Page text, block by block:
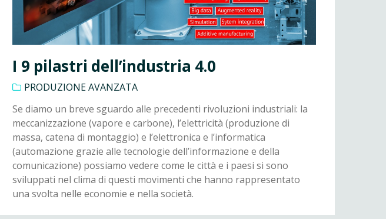
I 9 pilastri dell’industria 4.0
PRODUZIONE AVANZATA
Se diamo un breve sguardo alle precedenti rivoluzioni industriali: la
meccanizzazione (vapore e carbone), l’elettricità (produzione di
massa, catena di montaggio) e l’elettronica e l’informatica
(automazione grazie alle tecnologie dell’informazione e della
comunicazione) possiamo vedere come le città e i paesi si sono
sviluppati nel clima di questi movimenti che hanno rappresentato
una svolta nelle economie e nella società.